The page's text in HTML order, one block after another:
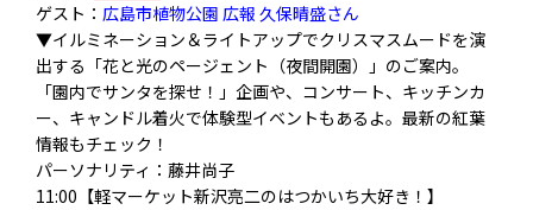
ゲスト： 広島市植物公園 広報 久保晴盛さん
▼イルミネーション＆ライトアップでクリスマスムードを演
出する「花と光のページェント（夜間開園）」のご案内。
「園内でサンタを探せ！」企画や、コンサート、キッチンカ
ー、キャンドル着火で体験型イベントもあるよ。最新の紅葉
情報もチェック！
パーソナリティ：藤井尚子
11:00【軽マーケット新沢亮二のはつかいち大好き！】